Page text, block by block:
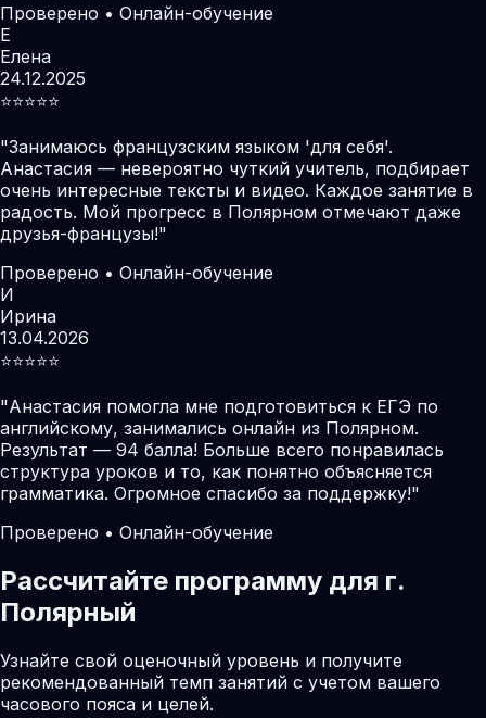
Проверено • Онлайн-обучение
Е
Елена
24.12.2025
⭐️⭐️⭐️⭐️⭐️
"Занимаюсь французским языком 'для себя'.
Анастасия — невероятно чуткий учитель, подбирает
очень интересные тексты и видео. Каждое занятие в
радость. Мой прогресс в Полярном отмечают даже
друзья-французы!"
Проверено • Онлайн-обучение
И
Ирина
13.04.2026
⭐️⭐️⭐️⭐️⭐️
"Анастасия помогла мне подготовиться к ЕГЭ по
английскому, занимались онлайн из Полярном.
Результат — 94 балла! Больше всего понравилась
структура уроков и то, как понятно объясняется
грамматика. Огромное спасибо за поддержку!"
Проверено • Онлайн-обучение
Рассчитайте программу для г.
Полярный
Узнайте свой оценочный уровень и получите
рекомендованный темп занятий с учетом вашего
часового пояса и целей.